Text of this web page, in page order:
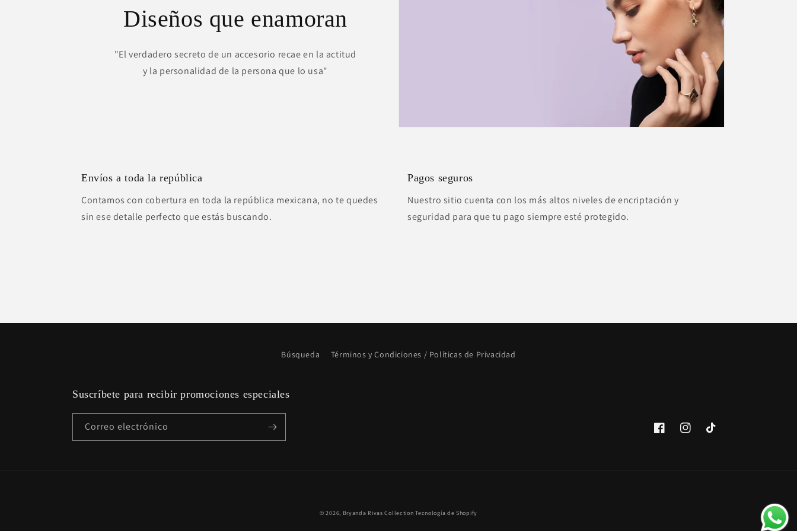
Diseños que enamoran
"El verdadero secreto de un accesorio recae en la actitud
y la personalidad de la persona que lo usa"
Envíos a toda la república
Contamos con cobertura en toda la república mexicana, no te quedes
sin ese detalle perfecto que estás buscando.
Pagos seguros
Nuestro sitio cuenta con los más altos niveles de encriptación y
seguridad para que tu pago siempre esté protegido.
Búsqueda Términos y Condiciones / Políticas de Privacidad
Suscríbete para recibir promociones especiales
Correo electrónico
FacebookInstagramTikTok
© 2026, Bryanda Rivas Collection Tecnología de Shopify